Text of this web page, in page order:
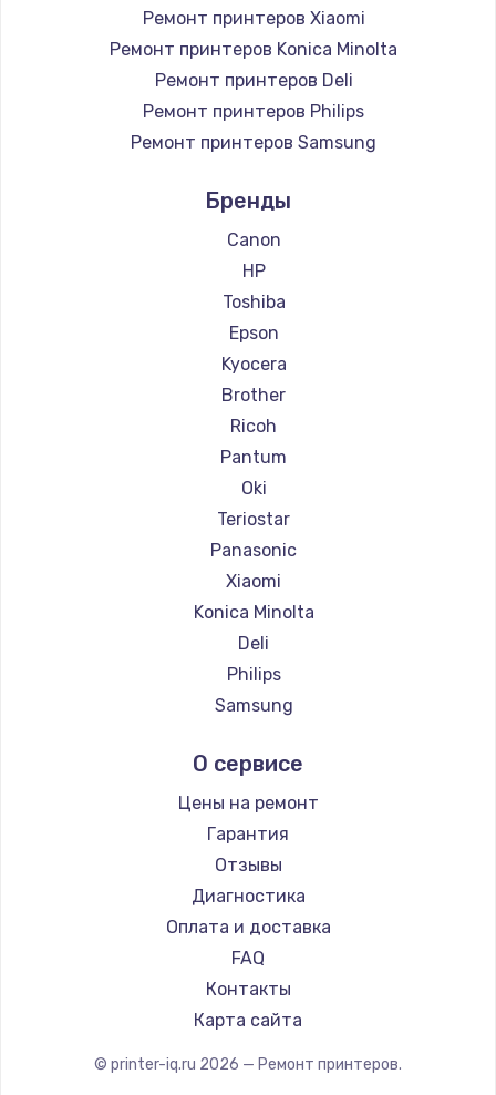
Ремонт принтеров Xiaomi
Ремонт принтеров Konica Minolta
Ремонт принтеров Deli
Ремонт принтеров Philips
Ремонт принтеров Samsung
Ремонт принтеров Lexmark
Ремонт принтеров Sharp
Ремонт принтеров TSC
Ремонт принтеров Fujitsu
Ремонт принтеров Godex
Бренды
Canon
HP
Toshiba
Epson
Kyocera
Brother
Ricoh
Pantum
Oki
Teriostar
Panasonic
Xiaomi
Konica Minolta
Deli
Philips
Samsung
Lexmark
Sharp
TSC
Fujitsu
Godex
О сервисе
Цены на ремонт
Гарантия
Отзывы
Диагностика
Оплата и доставка
FAQ
Контакты
Карта сайта
© printer-iq.ru 2026 — Ремонт принтеров.